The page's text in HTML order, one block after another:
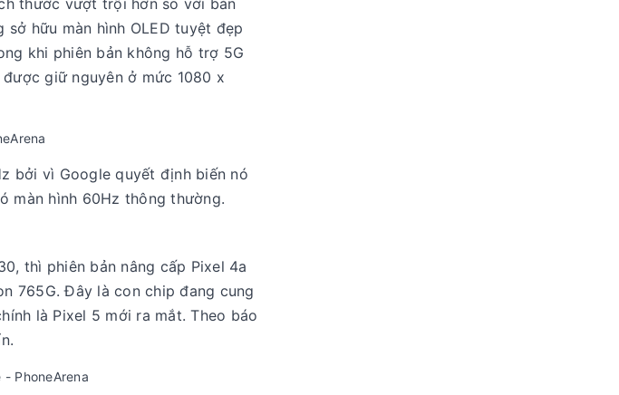
thước vượt trội hơn so với bản
hữu màn hình OLED tuyệt đẹp
khi phiên bản không hỗ trợ 5G
giữ nguyên ở mức 1080 x
bởi vì Google quyết định biến nó
màn hình 60Hz thông thường.
thì phiên bản nâng cấp Pixel 4a
765G. Đây là con chip đang cung
là Pixel 5 mới ra mắt. Theo báo